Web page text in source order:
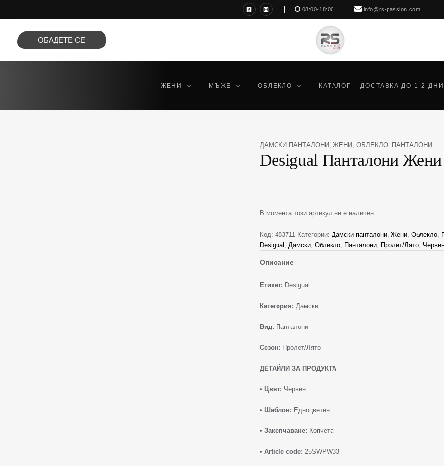
08:00-18:00 info@rs-passion.com
ОБАДЕТЕ СЕ
ЖЕНИ МЪЖЕ ОБЛЕКЛО КАТАЛОГ – ДОСТАВКА ДО 1-2 ДНИ
ДАМСКИ ПАНТАЛОНИ, ЖЕНИ, ОБЛЕКЛО, ПАНТАЛОНИ
Desigual Панталони Жени
В момента този артикул не е наличен.
Код: 483711 Категории: Дамски панталони, Жени, Облекло,
Desigual
Дамски, Облекло, Панталони, Пролет/Лято, Червен
Описание
Етикет: Desigual
Категория: Дамски
Вид: Панталони
Сезон: Пролет/Лято
ДЕТАЙЛИ ЗА ПРОДУКТА
• Цвят: Червен
• Шаблон: Едноцветен
• Закопчаване: Копчета
• Article code: 25SWPW33